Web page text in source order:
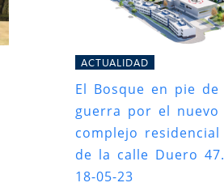
ACTUALIDAD
El Bosque en pie de
guerra por el nuevo
complejo residencial
de la calle Duero 47.
18-05-23